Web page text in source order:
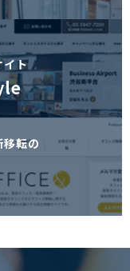
イト
移転の